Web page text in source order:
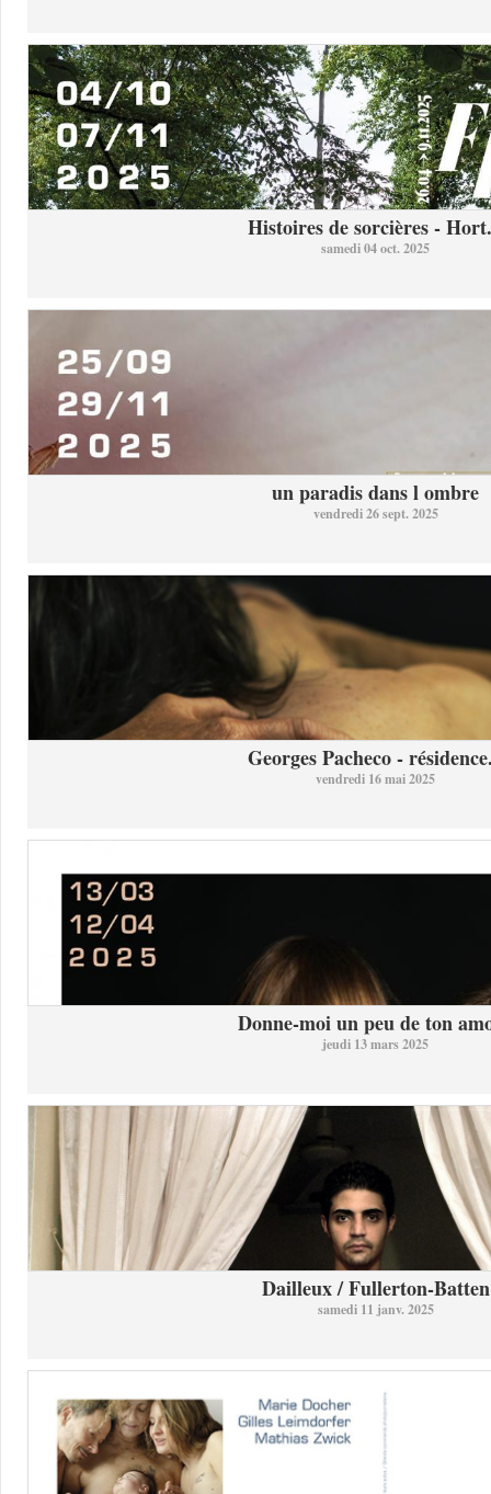
Histoires de sorcières -
samedi 04 oct. 2025
un paradis dans l ombre
vendredi 26 sept. 2025
Georges Pacheco -
vendredi 16 mai 2025
Donne-moi un peu de ton
jeudi 13 mars 2025
Dailleux / Fullerton-Batten
samedi 11 janv. 2025